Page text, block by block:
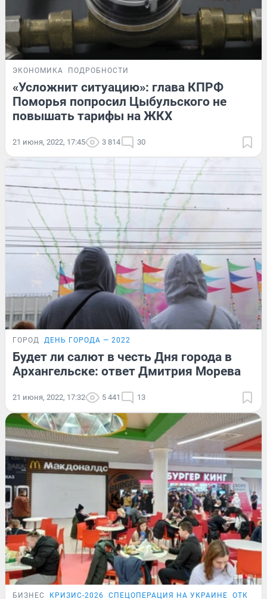
ЭКОНОМИКА ПОДРОБНОСТИ
«Усложнит ситуацию»: глава КПРФ
Поморья попросил Цыбульского не
повышать тарифы на ЖКХ
21 июня, 2022, 17:45 3 814 30
ГОРОД ДЕНЬ ГОРОДА — 2022
Будет ли салют в честь Дня города в
Архангельске: ответ Дмитрия Морева
21 июня, 2022, 17:32 5 441 13
БИЗНЕС КРИЗИС-2026 СПЕЦОПЕРАЦИЯ НА УКРАИНЕ